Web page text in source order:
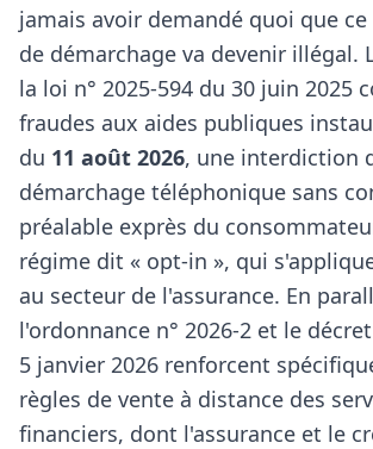
jamais avoir demandé quoi que ce
de démarchage va devenir illégal.
la loi n° 2025-594 du 30 juin 2025
fraudes aux aides publiques
du 11 août 2026, une interdiction
démarchage téléphonique sans
préalable exprès du
régime dit « opt-in », qui
au secteur de l'assurance. En
l'ordonnance n° 2026-2 et le
5 janvier 2026 renforcent
règles de vente à distance des
financiers, dont l'assurance et le